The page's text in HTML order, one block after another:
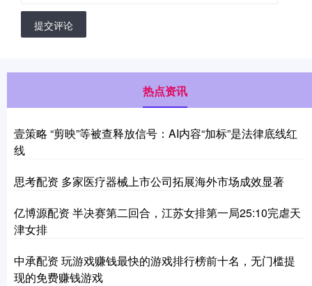
提交评论
热点资讯
壹策略 “剪映”等被查释放信号：AI内容“加标”是法律底线红
线
思考配资 多家医疗器械上市公司拓展海外市场成效显著
亿博源配资 半决赛第二回合，江苏女排第一局25:10完虐天
津女排
中承配资 玩游戏赚钱最快的游戏排行榜前十名，无门槛提
现的免费赚钱游戏